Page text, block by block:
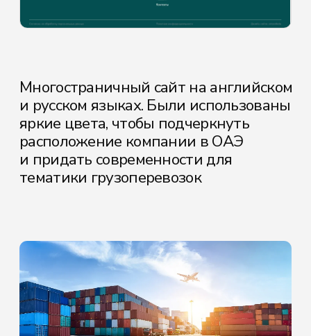
Политика конфиденциальности
Согласие на обработку
персональных данных